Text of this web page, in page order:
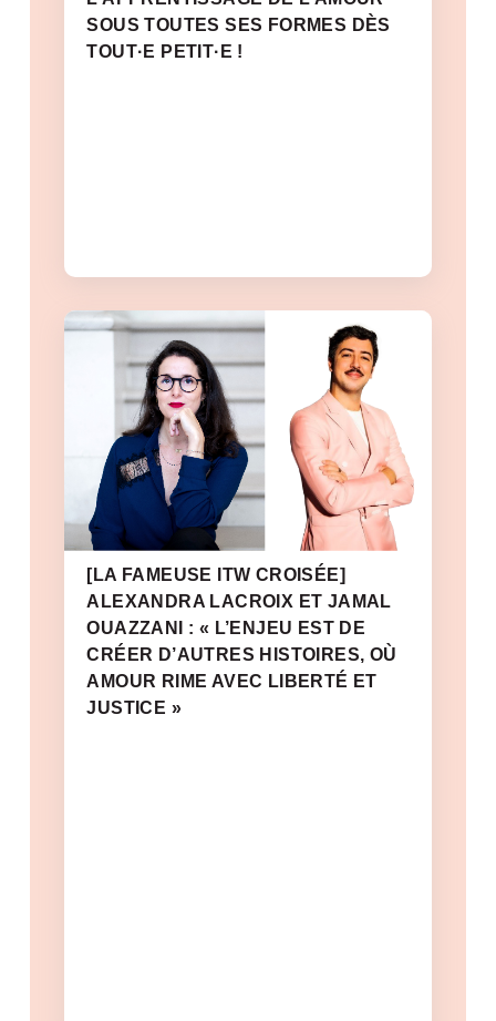
SOUS TOUTES SES FORMES DÈS
TOUT·E PETIT·E !
[LA FAMEUSE ITW CROISÉE]
ALEXANDRA LACROIX ET JAMAL
OUAZZANI : « L’ENJEU EST DE
CRÉER D’AUTRES HISTOIRES, OÙ
AMOUR RIME AVEC LIBERTÉ ET
JUSTICE »